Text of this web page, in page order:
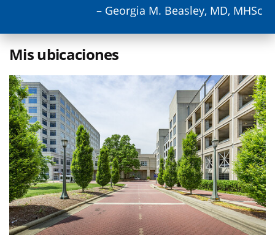
– Georgia M. Beasley, MD, MHSc
Mis ubicaciones